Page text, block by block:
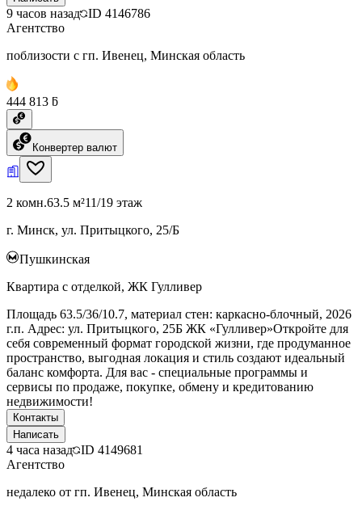
9 часов назад ID 4146786
Агентство
поблизости с гп. Ивенец, Минская область
444 813 ƃ
Конвертер валют
2 комн.63.5 м²11/19 этаж
г. Минск, ул. Притыцкого, 25/Б
Пушкинская
Квартира с отделкой, ЖК Гулливер
Площадь 63.5/36/10.7, материал стен: каркасно-блочный, 2026
г.п. Адрес: ул. Притыцкого, 25Б ЖК «Гулливер»Откройте для
себя современный формат городской жизни, где продуманное
пространство, выгодная локация и стиль создают идеальный
баланс комфорта. Для вас - специальные программы и
сервисы по продаже, покупке, обмену и кредитованию
недвижимости!
Контакты
Написать
4 часа назад ID 4149681
Агентство
недалеко от гп. Ивенец, Минская область